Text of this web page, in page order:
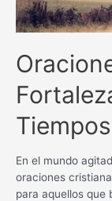
En el mundo
oraciones
para aquellos que